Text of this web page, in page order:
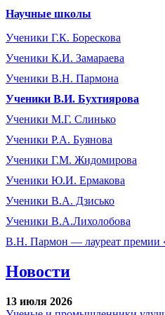
Научные школы
Ученики Г.К. Борескова
Ученики К.И. Замараева
Ученики В.Н. Пармона
Ученики В.И. Бухтиярова
Ученики М.Г. Слинько
Ученики Р.А. Буянова
Ученики Г.М. Жидомирова
Ученики Ю.И. Ермакова
Ученики В.А. Дзисько
Ученики В.А.Лихолобова
В.Н. Пармон — лауреат премии
Новости
13 июля 2026